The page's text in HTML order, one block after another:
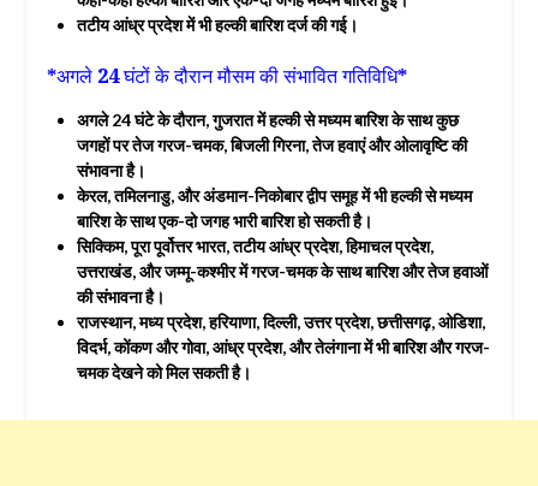
तटीय आंध्र प्रदेश में भी हल्की बारिश दर्ज की गई।
*अगले 24 घंटों के दौरान मौसम की संभावित गतिविधि*
अगले 24 घंटे के दौरान, गुजरात में हल्की से मध्यम बारिश के साथ कुछ
जगहों पर तेज गरज-चमक, बिजली गिरना, तेज हवाएं और ओलावृष्टि की
संभावना है।
केरल, तमिलनाडु, और अंडमान-निकोबार द्वीप समूह में भी हल्की से मध्यम
बारिश के साथ एक-दो जगह भारी बारिश हो सकती है।
सिक्किम, पूरा पूर्वोत्तर भारत, तटीय आंध्र प्रदेश, हिमाचल प्रदेश,
उत्तराखंड, और जम्मू-कश्मीर में गरज-चमक के साथ बारिश और तेज हवाओं
की संभावना है।
राजस्थान, मध्य प्रदेश, हरियाणा, दिल्ली, उत्तर प्रदेश, छत्तीसगढ़, ओडिशा,
विदर्भ, कोंकण और गोवा, आंध्र प्रदेश, और तेलंगाना में भी बारिश और गरज-
चमक देखने को मिल सकती है।